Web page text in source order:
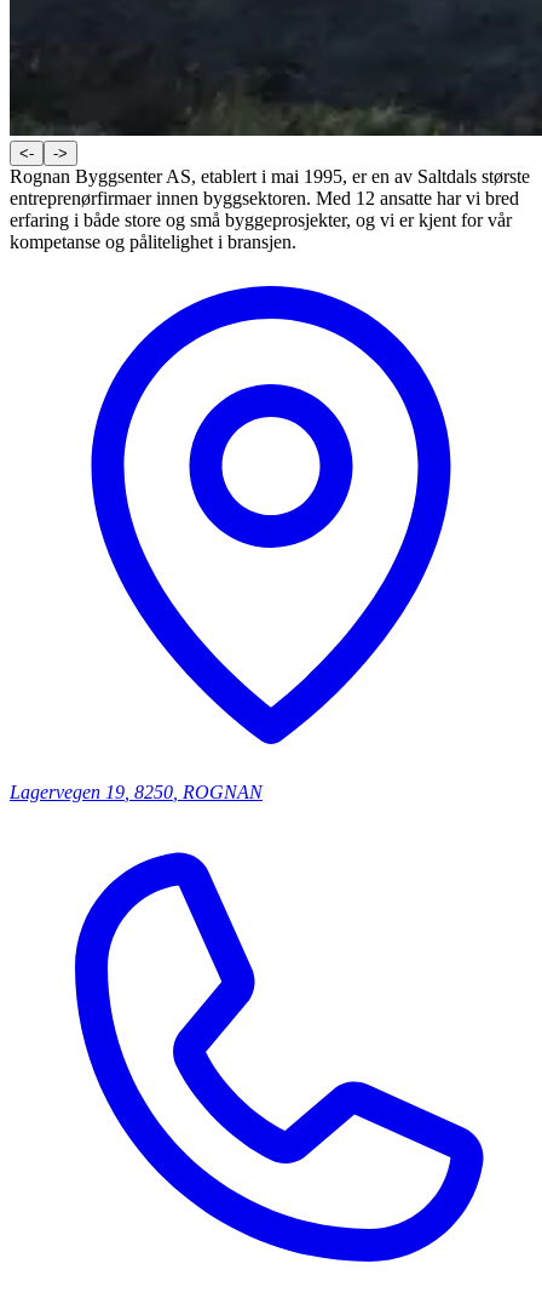
<- ->
Rognan Byggsenter AS, etablert i mai 1995, er en av Saltdals største
entreprenørfirmaer innen byggsektoren. Med 12 ansatte har vi bred
erfaring i både store og små byggeprosjekter, og vi er kjent for vår
kompetanse og pålitelighet i bransjen.
Lagervegen 19 8250 ROGNAN